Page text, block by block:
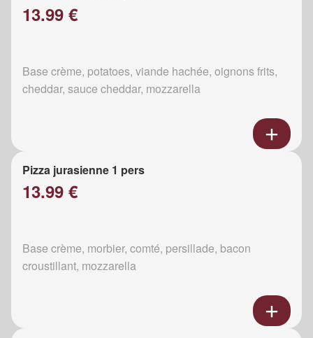
13.99 €
Base crème, potatoes, viande hachée, oignons frits,
cheddar, sauce cheddar, mozzarella
Pizza jurasienne 1 pers
13.99 €
Base crème, morbier, comté, persillade, bacon
croustillant, mozzarella